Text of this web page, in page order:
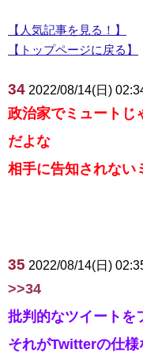
【人気記事を見る！】
【トップページに戻る】
34 2022/08/14(日)
政治家でミュートじ
だよな
相手に告知されない
35 2022/08/14(日)
>>34
批判的なツイートを
それがTwitterの仕